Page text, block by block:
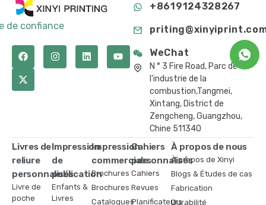
de confiance
+8619124328267
WeChat
N ° 3 Fire Road, Parc de
l'industrie de la
combustion,Tangmei,
Xintang, District de
Zengcheng, Guangzhou,
Chine 511340
Livres de
reliure
personnalisés
Livre de
poche
Impression
de
publication
Enfants &
Livres
Impression
commerciale
Brochures
Brochures
Catalogues
Cahiers
personnalisés
Cahiers
Revues
Planificateurs
À propos de nous
À propos de Xinyi
Blogs & Études de cas
Fabrication
Durabilité